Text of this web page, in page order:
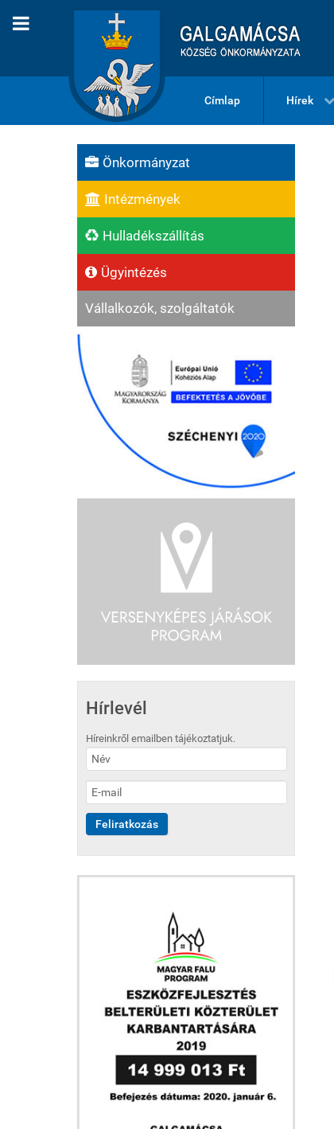
Címlap Hírek
Önkormányzat
Intézmények
Hulladékszállítás
Ügyintézés
Vállalkozók, szolgáltatók
Hírlevél
Híreinkről emailben tájékoztatjuk.